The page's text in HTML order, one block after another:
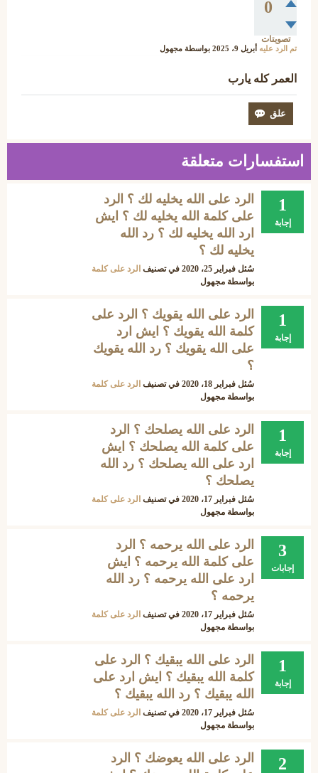
0
تصويتات
تم الرد عليه أبريل 9، 2025 بواسطة مجهول
العمر كله يارب
استفسارات متعلقة
1
إجابة
الرد على الله يخليه لك ؟ الرد
على كلمة الله يخليه لك ؟ ايش
ارد الله يخليه لك ؟ رد الله
يخليه لك ؟
سُئل فبراير 25، 2020 في تصنيف الرد على كلمة
بواسطة مجهول
1
إجابة
الرد على الله يقويك ؟ الرد على
كلمة الله يقويك ؟ ايش ارد
على الله يقويك ؟ رد الله يقويك
؟
سُئل فبراير 18، 2020 في تصنيف الرد على كلمة
بواسطة مجهول
1
إجابة
الرد على الله يصلحك ؟ الرد
على كلمة الله يصلحك ؟ ايش
ارد على الله يصلحك ؟ رد الله
يصلحك ؟
سُئل فبراير 17، 2020 في تصنيف الرد على كلمة
بواسطة مجهول
3
إجابات
الرد على الله يرحمه ؟ الرد
على كلمة الله يرحمه ؟ ايش
ارد على الله يرحمه ؟ رد الله
يرحمه ؟
سُئل فبراير 17، 2020 في تصنيف الرد على كلمة
بواسطة مجهول
1
إجابة
الرد على الله يبقيك ؟ الرد على
كلمة الله يبقيك ؟ ايش ارد على
الله يبقيك ؟ رد الله يبقيك ؟
سُئل فبراير 17، 2020 في تصنيف الرد على كلمة
بواسطة مجهول
2
الرد على الله يعوضك ؟ الرد